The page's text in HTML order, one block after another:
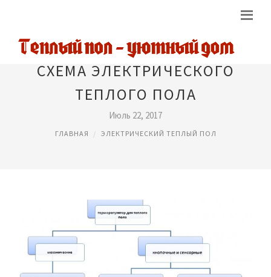
СХЕМА ЭЛЕКТРИЧЕСКОГО
ТЕПЛОГО ПОЛА
Июль 22, 2017
ГЛАВНАЯ ЭЛЕКТРИЧЕСКИЙ ТЕПЛЫЙ ПОЛ